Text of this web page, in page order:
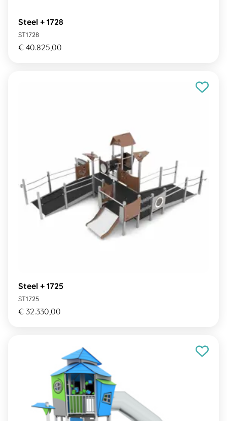
Steel + 1728
ST1728
€ 40.825,00
Steel + 1725
ST1725
€ 32.330,00